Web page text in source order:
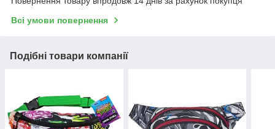
Всі умови повернення
Подібні товари компанії